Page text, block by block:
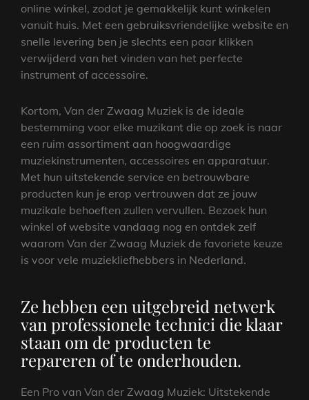
online winkel, zodat je gemakkelijk kunt winkelen
vanuit huis. Met een gebruiksvriendelijke website en
snelle levering ben je slechts een paar klikken
verwijderd van het vinden van het perfecte
instrument of accessoire.
Kortom, Van der Zwaag Muziek is de ideale
bestemming voor elke muzikant die op zoek is naar
een ruim assortiment aan hoogwaardige
muziekinstrumenten, accessoires en apparatuur.
Met hun uitstekende service en betrouwbare
producten kun je erop vertrouwen dat ze jouw
muzikale behoeften zullen vervullen. Bezoek hun
winkel of website vandaag nog en ontdek zelf
waarom Van der Zwaag Muziek de favoriete keuze
is voor vele muziekliefhebbers in Nederland.
Ze hebben een uitgebreid netwerk
van professionele technici die klaar
staan om de producten te
repareren of te onderhouden.
Een Pro van Van der Zwaag Muziek: Uitstekende